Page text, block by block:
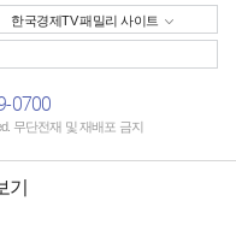
Google 개인정보처리방침